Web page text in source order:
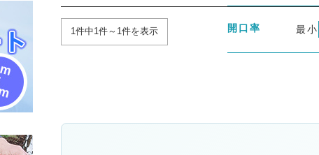
開口率 最小
1件中1件～1件を表示